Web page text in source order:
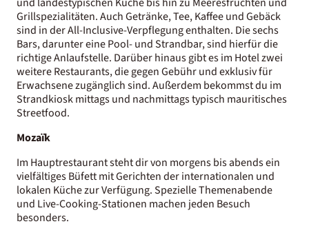
Grillspezialitäten. Auch Getränke, Tee, Kaffee und Gebäck
sind in der All-Inclusive-Verpflegung enthalten. Die sechs
Bars, darunter eine Pool- und Strandbar, sind hierfür die
richtige Anlaufstelle. Darüber hinaus gibt es im Hotel zwei
weitere Restaurants, die gegen Gebühr und exklusiv für
Erwachsene zugänglich sind. Außerdem bekommst du im
Strandkiosk mittags und nachmittags typisch mauritisches
Streetfood.
Mozaïk
Im Hauptrestaurant steht dir von morgens bis abends ein
vielfältiges Büfett mit Gerichten der internationalen und
lokalen Küche zur Verfügung. Spezielle Themenabende
und Live-Cooking-Stationen machen jeden Besuch
besonders.